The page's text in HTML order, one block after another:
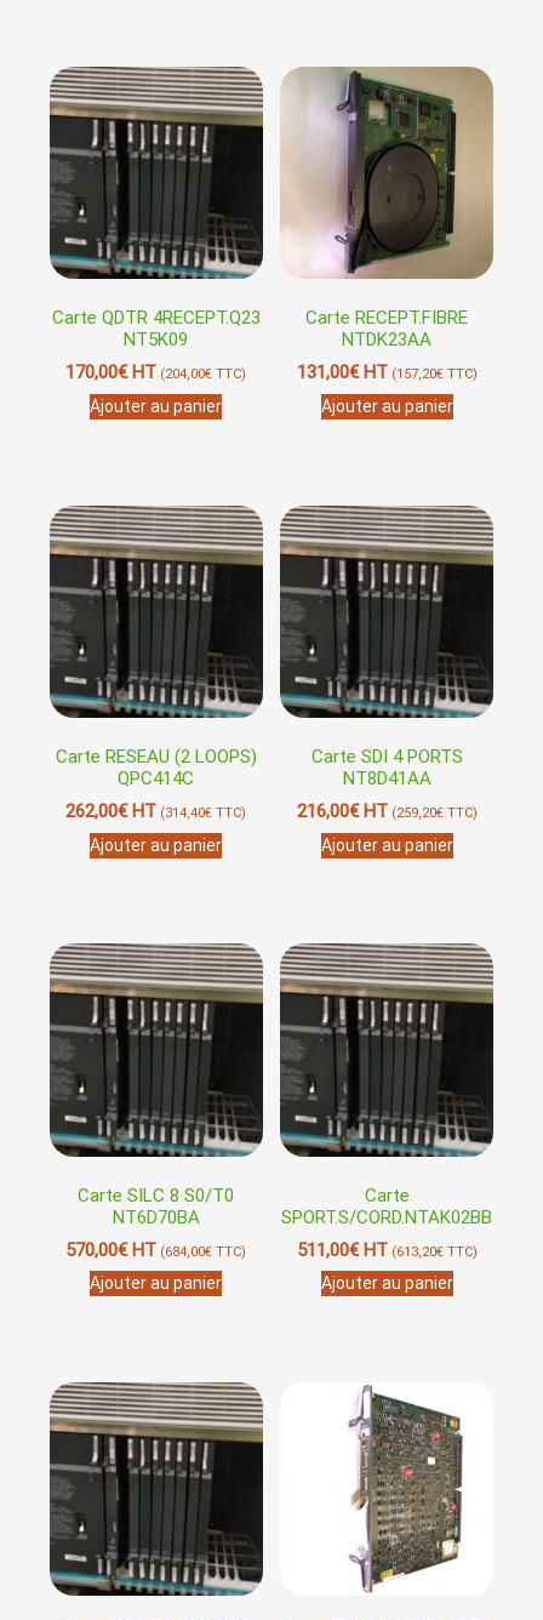
Carte QDTR 4RECEPT.Q23
NT5K09
170,00€HT (204,00€ TTC)
Ajouter au panier
Carte RECEPT.FIBRE
NTDK23AA
131,00€HT (157,20€TTC)
Ajouter au panier
Carte RESEAU (2 LOOPS)
QPC414C
262,00€HT (314,40€ TTC)
Ajouter au panier
Carte SDI 4 PORTS
NT8D41AA
216,00€HT (259,20€TTC)
Ajouter au panier
Carte SILC 8 S0/T0
NT6D70BA
570,00€HT (684,00€ TTC)
Ajouter au panier
Carte
SPORT.S/CORD.NTAK02BB
511,00€HT (613,20€TTC)
Ajouter au panier